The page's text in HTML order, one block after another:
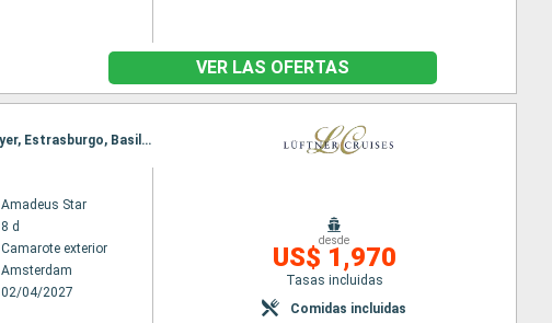
VER LAS OFERTAS
Itinerario : Amsterdam, Utrecht, Colonia, Cochem, Koblenz, Rudesheim, Mannheim, Speyer, Estrasburgo, Basilea
Amadeus Star
8 d
Camarote exterior
Amsterdam
02/04/2027
desde
US$ 1,970
Tasas incluidas
Comidas incluidas